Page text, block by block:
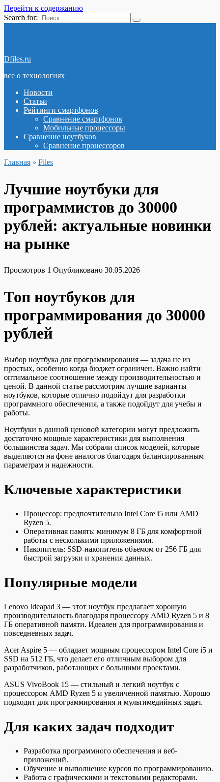
Перейти к содержанию
Search for:
Dfiles.ru
все о технологиях
Новости
Статьи
Рейтинги смартфонов
Сравнение смартфонов
Мобильные процессоры
Сравнение ноутбуков
Сравнение процессоров
Главная » Files
Лучшие ноутбуки для
программистов до 30000
рублей: актуальные новинки
на рынке
Просмотров 1 Опубликовано 30.05.2026
Топ ноутбуков для
программирования до 30000
рублей
Выбор ноутбука для программирования — задача не из
простых, особенно когда бюджет ограничен. Важно найти
оптимальное соотношение между производительностью и
ценой. В данной статье рассмотрим лучшие варианты
ноутбуков, которые отлично подойдут для разработки
программного обеспечения, а также подойдут для учебы и
работы.
Ноутбуки в данной ценовой категории могут предложить
достаточно мощные характеристики для выполнения
большинства задач. Мы собрали список моделей, которые
выделяются на фоне аналогов благодаря балансированным
параметрам и надежности.
Ключевые характеристики
Процессор: предпочтительно Intel Core i5 или AMD
Ryzen 5.
Оперативная память: минимум 8 ГБ для комфортной
работы с несколькими приложениями.
Накопитель: SSD-накопитель объемом от 256 ГБ для
быстрой загрузки и хранения данных.
Популярные модели
Lenovo Ideapad 3 — этот ноутбук предлагает хорошую
производительность благодаря процессору AMD Ryzen 5 и 8
ГБ оперативной памяти. Идеален для программирования и
повседневных задач.
Acer Aspire 5 — обладает мощным процессором Intel Core i5 и
SSD на 512 ГБ, что делает его отличным выбором для
разработчиков, работающих с большими проектами.
ASUS VivoBook 15 — стильный и легкий ноутбук с
процессором AMD Ryzen 5 и увеличенной памятью. Хорошо
подходит для программирования и мультимедийных задач.
Для каких задач подходит
Разработка программного обеспечения и веб-
приложений.
Обучение и выполнение курсов по программированию.
Работа с графическими и текстовыми редакторами.